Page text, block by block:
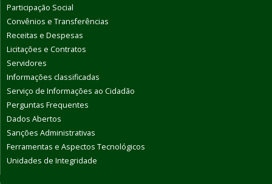
Participação Social
Convênios e Transferências
Receitas e Despesas
Licitações e Contratos
Servidores
Informações classificadas
Serviço de Informações ao Cidadão
Perguntas Frequentes
Dados Abertos
Sanções Administrativas
Ferramentas e Aspectos Tecnológicos
Unidades de Integridade